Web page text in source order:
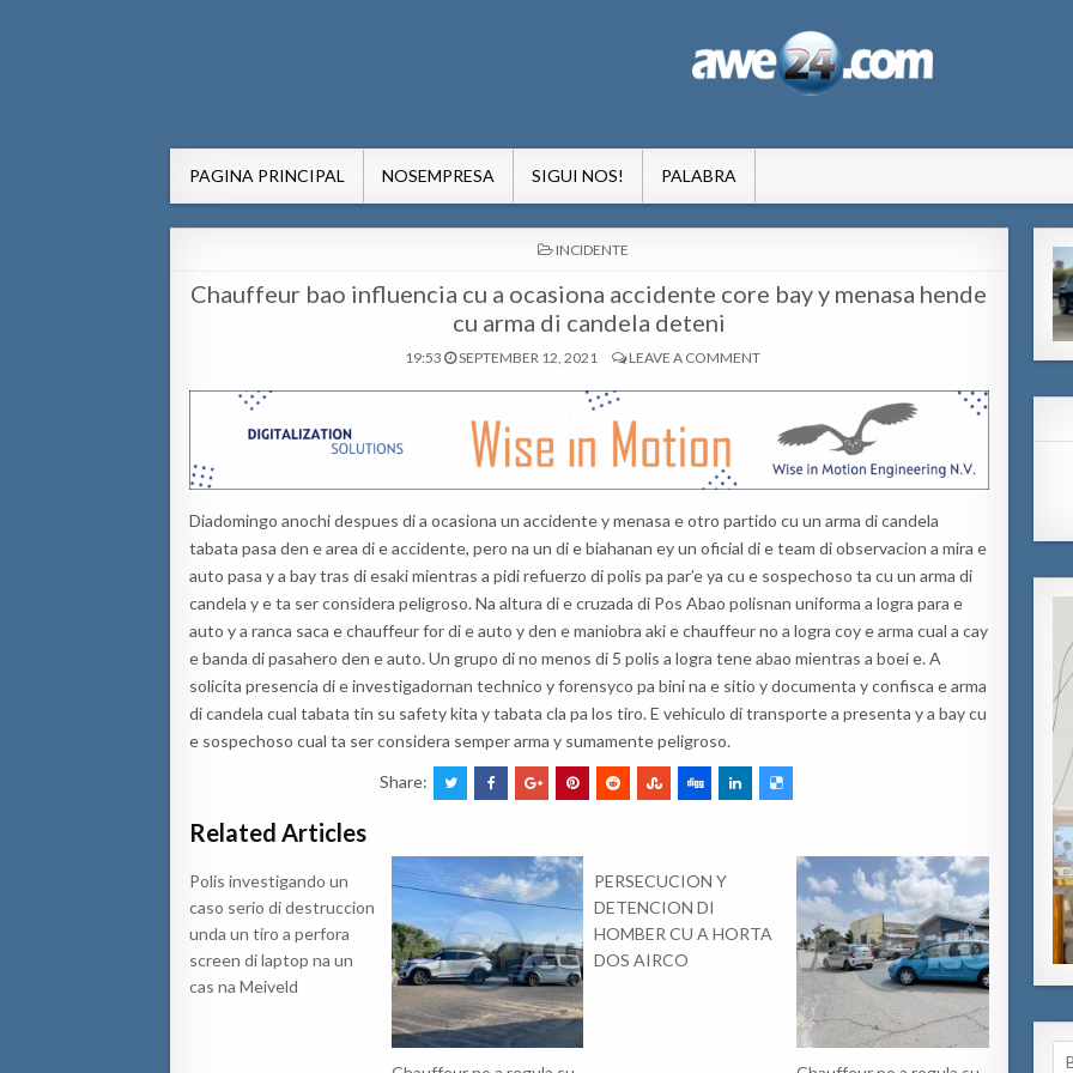
PAGINA PRINCIPAL NOSEMPRESA SIGUI NOS! PALABRA
POSTED
IN
INCIDENTE
Chauffeur bao influencia cu a ocasiona accidente core bay y menasa hende
cu arma di candela deteni
19:53 SEPTEMBER 12, 2021 LEAVE A COMMENT
Diadomingo anochi despues di a ocasiona un accidente y menasa e otro partido cu un arma di candela
tabata pasa den e area di e accidente, pero na un di e biahanan ey un oficial di e team di observacion a mira e
auto pasa y a bay tras di esaki mientras a pidi refuerzo di polis pa par’e ya cu e sospechoso ta cu un arma di
candela y e ta ser considera peligroso. Na altura di e cruzada di Pos Abao polisnan uniforma a logra para e
auto y a ranca saca e chauffeur for di e auto y den e maniobra aki e chauffeur no a logra coy e arma cual a cay
e banda di pasahero den e auto. Un grupo di no menos di 5 polis a logra tene abao mientras a boei e. A
solicita presencia di e investigadornan technico y forensyco pa bini na e sitio y documenta y confisca e arma
di candela cual tabata tin su safety kita y tabata cla pa los tiro. E vehiculo di transporte a presenta y a bay cu
e sospechoso cual ta ser considera semper arma y sumamente peligroso.
Share:
Related Articles
Polis investigando un
caso serio di destruccion
unda un tiro a perfora
screen di laptop na un
cas na Meiveld
PERSECUCION Y
DETENCION DI
HOMBER CU A HORTA
DOS AIRCO